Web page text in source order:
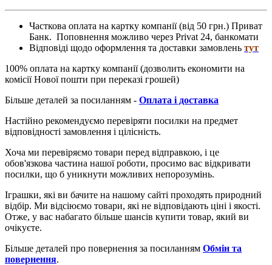
Часткова оплата на картку компанії (від 50 грн.) Приват
Банк. Поповнення можливо через Privat 24, банкомати
Відповіді щодо оформлення та доставки замовлень тут
100% оплата на картку компанії (дозволить економити на
комісії Нової пошти при переказі грошей)
Більше деталей за посиланням - Оплата і доставка
Настійно рекомендуємо перевіряти посилки на предмет
відповідності замовлення і цілісність.
Хоча ми перевіряємо товари перед відправкою, і це
обов'язкова частина нашої роботи, просимо вас відкривати
посилки, що б уникнути можливих непорозумінь.
Іграшки, які ви бачите на нашому сайті проходять природний
відбір. Ми відсіюємо товари, які не відповідають ціні і якості.
Отже, у вас набагато більше шансів купити товар, який ви
очікуєте.
Більше деталей про повернення за посиланням Обмін та
повернення.